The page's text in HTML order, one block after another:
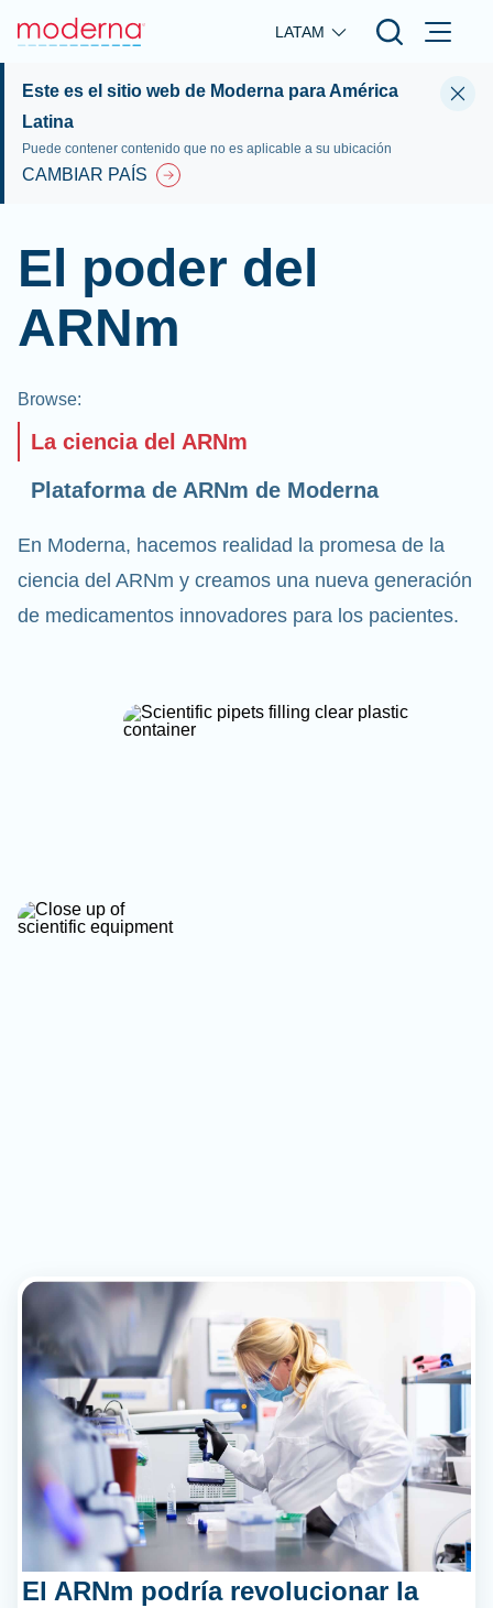
Skip to main content
LATAM
Este es el sitio web de Moderna para América
Latina
Puede contener contenido que no es aplicable a su ubicación
CAMBIAR PAÍS
El poder del
ARNm
Browse:
La ciencia del ARNm
Plataforma de ARNm de Moderna
En Moderna, hacemos realidad la promesa de la
ciencia del ARNm y creamos una nueva generación
de medicamentos innovadores para los pacientes.
El ARNm podría revolucionar la